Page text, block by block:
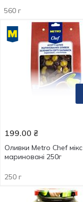
560 г
199.00 ₴
Оливки Metro Chef мікс
мариновані 250г
250 г